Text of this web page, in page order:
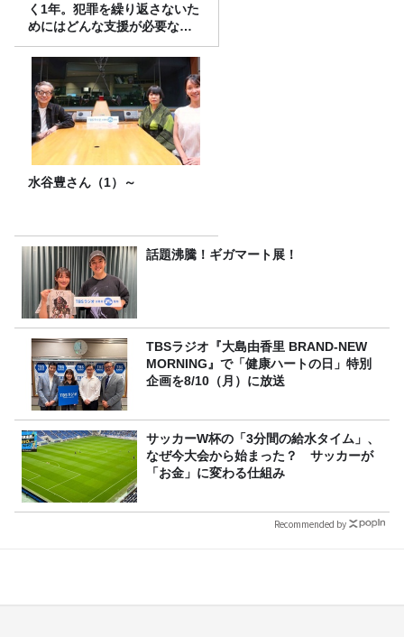
く1年。犯罪を繰り返さないた
めにはどんな支援が必要なの
か
水谷豊さん（1）～
話題沸騰！ギガマート展！
TBSラジオ『大島由香里 BRAND-NEW
MORNING』で「健康ハートの日」特別
企画を8/10（月）に放送
サッカーW杯の「3分間の給水タイム」、
なぜ今大会から始まった？ サッカーが
「お金」に変わる仕組み
Recommended by